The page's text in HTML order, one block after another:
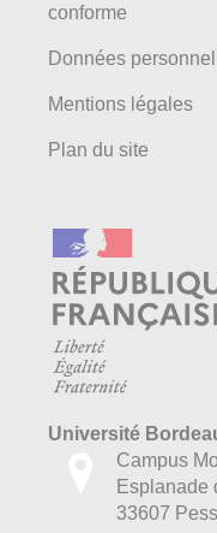
conforme
Données
Mentions légales
Plan du site
Université
Campus
Esplanade
33607